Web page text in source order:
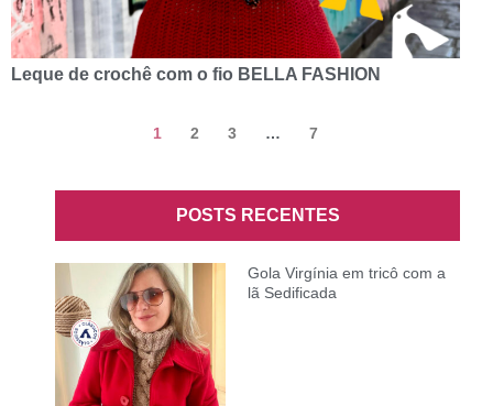
Leque de crochê com o fio BELLA FASHION
1 2 3 … 7
POSTS RECENTES
Gola Virgínia em tricô com a
lã Sedificada